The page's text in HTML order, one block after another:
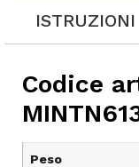
ISTRUZIONI
Codice
Peso